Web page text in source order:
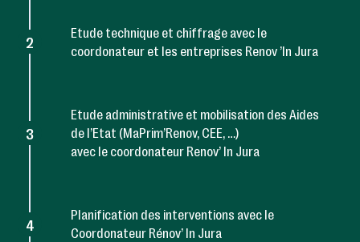
Etude technique et chiffrage avec le
coordonateur et les entreprises Renov ’In Jura
2
Etude administrative et mobilisation des Aides
de l’Etat (MaPrim’Renov, CEE, …)
avec le coordonateur Renov’ In Jura
3
Planification des interventions avec le
Coordonateur Rénov’ In Jura
4